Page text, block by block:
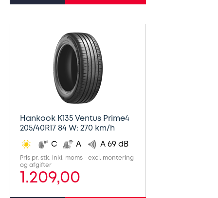
Hankook K135 Ventus Prime4
205/40R17 84 W: 270 km/h
C A A 69 dB
Pris pr. stk. inkl. moms - excl. montering
og afgifter
1.209,00